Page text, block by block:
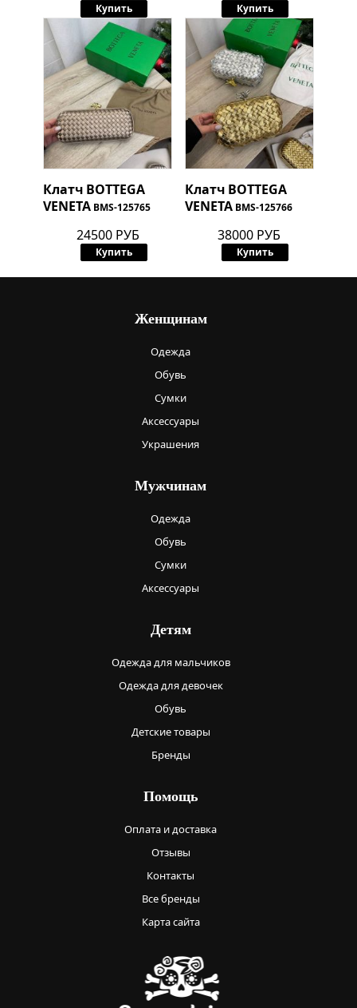
Купить Купить
Клатч BOTTEGA
VENETA BMS-125765
24500 РУБ
Купить
Клатч BOTTEGA
VENETA BMS-125766
38000 РУБ
Купить
Женщинам
Одежда
Обувь
Сумки
Аксессуары
Украшения
Мужчинам
Одежда
Обувь
Сумки
Аксессуары
Детям
Одежда для мальчиков
Одежда для девочек
Обувь
Детские товары
Бренды
Помощь
Оплата и доставка
Отзывы
Контакты
Все бренды
Карта сайта